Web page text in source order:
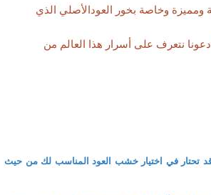
وخاصة بخور العودالأصلي الذي
نتعرف على أسرار هذا العالم من
قد تحتار في اختيار خشب العود المناسب لك من حيث